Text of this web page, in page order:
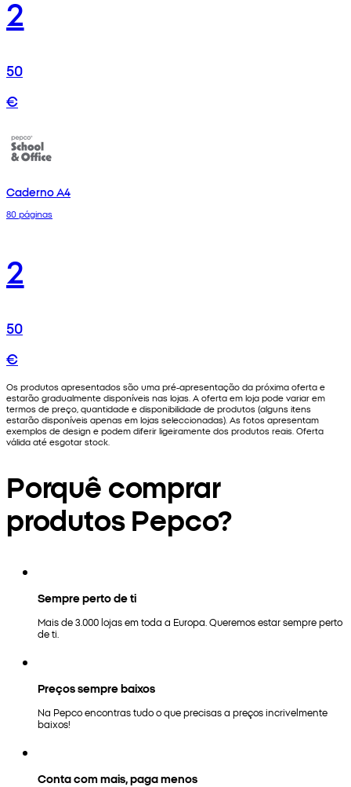
2
50
€
Caderno A4
80 páginas
2
50
€
Os produtos apresentados são uma pré-apresentação da próxima oferta e
estarão gradualmente disponíveis nas lojas. A oferta em loja pode variar em
termos de preço, quantidade e disponibilidade de produtos (alguns itens
estarão disponíveis apenas em lojas seleccionadas). As fotos apresentam
exemplos de design e podem diferir ligeiramente dos produtos reais. Oferta
válida até esgotar stock.
Porquê comprar
produtos Pepco?
Sempre perto de ti
Mais de 3.000 lojas em toda a Europa. Queremos estar sempre perto
de ti.
Preços sempre baixos
Na Pepco encontras tudo o que precisas a preços incrivelmente
baixos!
Conta com mais, paga menos